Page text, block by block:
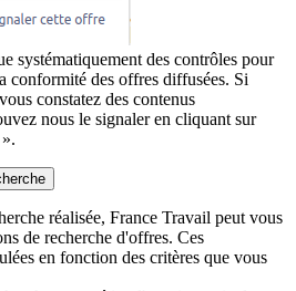
systématiquement des contrôles pour
conformité des offres diffusées. Si
constatez des contenus
nous le signaler en cliquant sur
réalisée, France Travail peut vous
de recherche d'offres. Ces
en fonction des critères que vous